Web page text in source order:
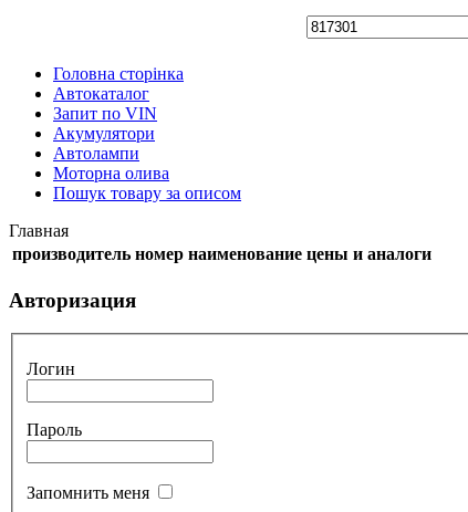
Головна сторінка
Автокаталог
Запит по VIN
Акумулятори
Автолампи
Моторна олива
Пошук товару за описом
Главная
производитель номер наименование цены и аналоги
Авторизация
Логин
Пароль
Запомнить меня